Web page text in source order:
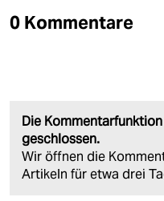
0 Kommentare
Die
geschlossen.
Wir öffnen die
Artikeln für etwa drei